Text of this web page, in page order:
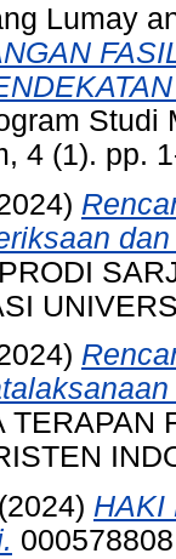
Lumay
Studi
4 (1). pp.
PRODI
TERAPAN
HAKI